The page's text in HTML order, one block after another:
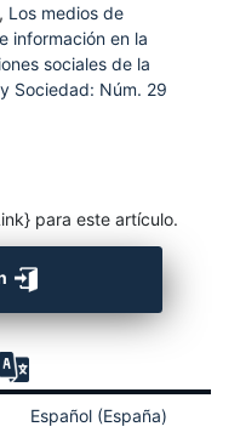
Los medios de
información en la
sociales de la
Sociedad: Núm. 29
para este artículo.
Español (España)